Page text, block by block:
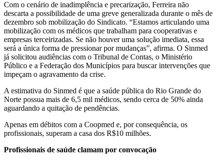
Com o cenário de inadimplência e precarização, Ferreira não
descarta a possibilidade de uma greve generalizada durante o mês de
dezembro sob mobilização do Sindicato. “Estamos articulando uma
mobilização com os médicos que trabalham para cooperativas e
empresas terceirizadas. Se não houver uma solução imediata, essa
será a única forma de pressionar por mudanças”, afirma. O Sinmed
já solicitou audiências com o Tribunal de Contas, o Ministério
Público e a Federação dos Municípios para buscar intervenções que
impeçam o agravamento da crise.
A estimativa do Sinmed é que a saúde pública do Rio Grande do
Norte possua mais de 6,5 mil médicos, sendo cerca de 50% ainda
aguardando a quitação de pendências.
Apenas em débitos com a Coopmed e, por consequência, os
profissionais, superam a casa dos R$10 milhões.
Profissionais de saúde clamam por convocação